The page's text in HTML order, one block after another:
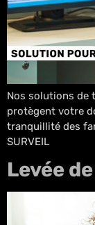
Nos solutions de
protègent votre
tranquillité des
SURVEIL
Levée